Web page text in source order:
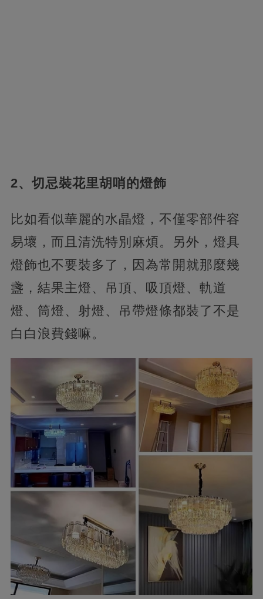
2、切忌裝花里胡哨的燈飾
比如看似華麗的水晶燈，不僅零部件容
易壞，而且清洗特別麻煩。另外，燈具
燈飾也不要裝多了，因為常開就那麼幾
盞，結果主燈、吊頂、吸頂燈、軌道
燈、筒燈、射燈、吊帶燈條都裝了不是
白白浪費錢嘛。